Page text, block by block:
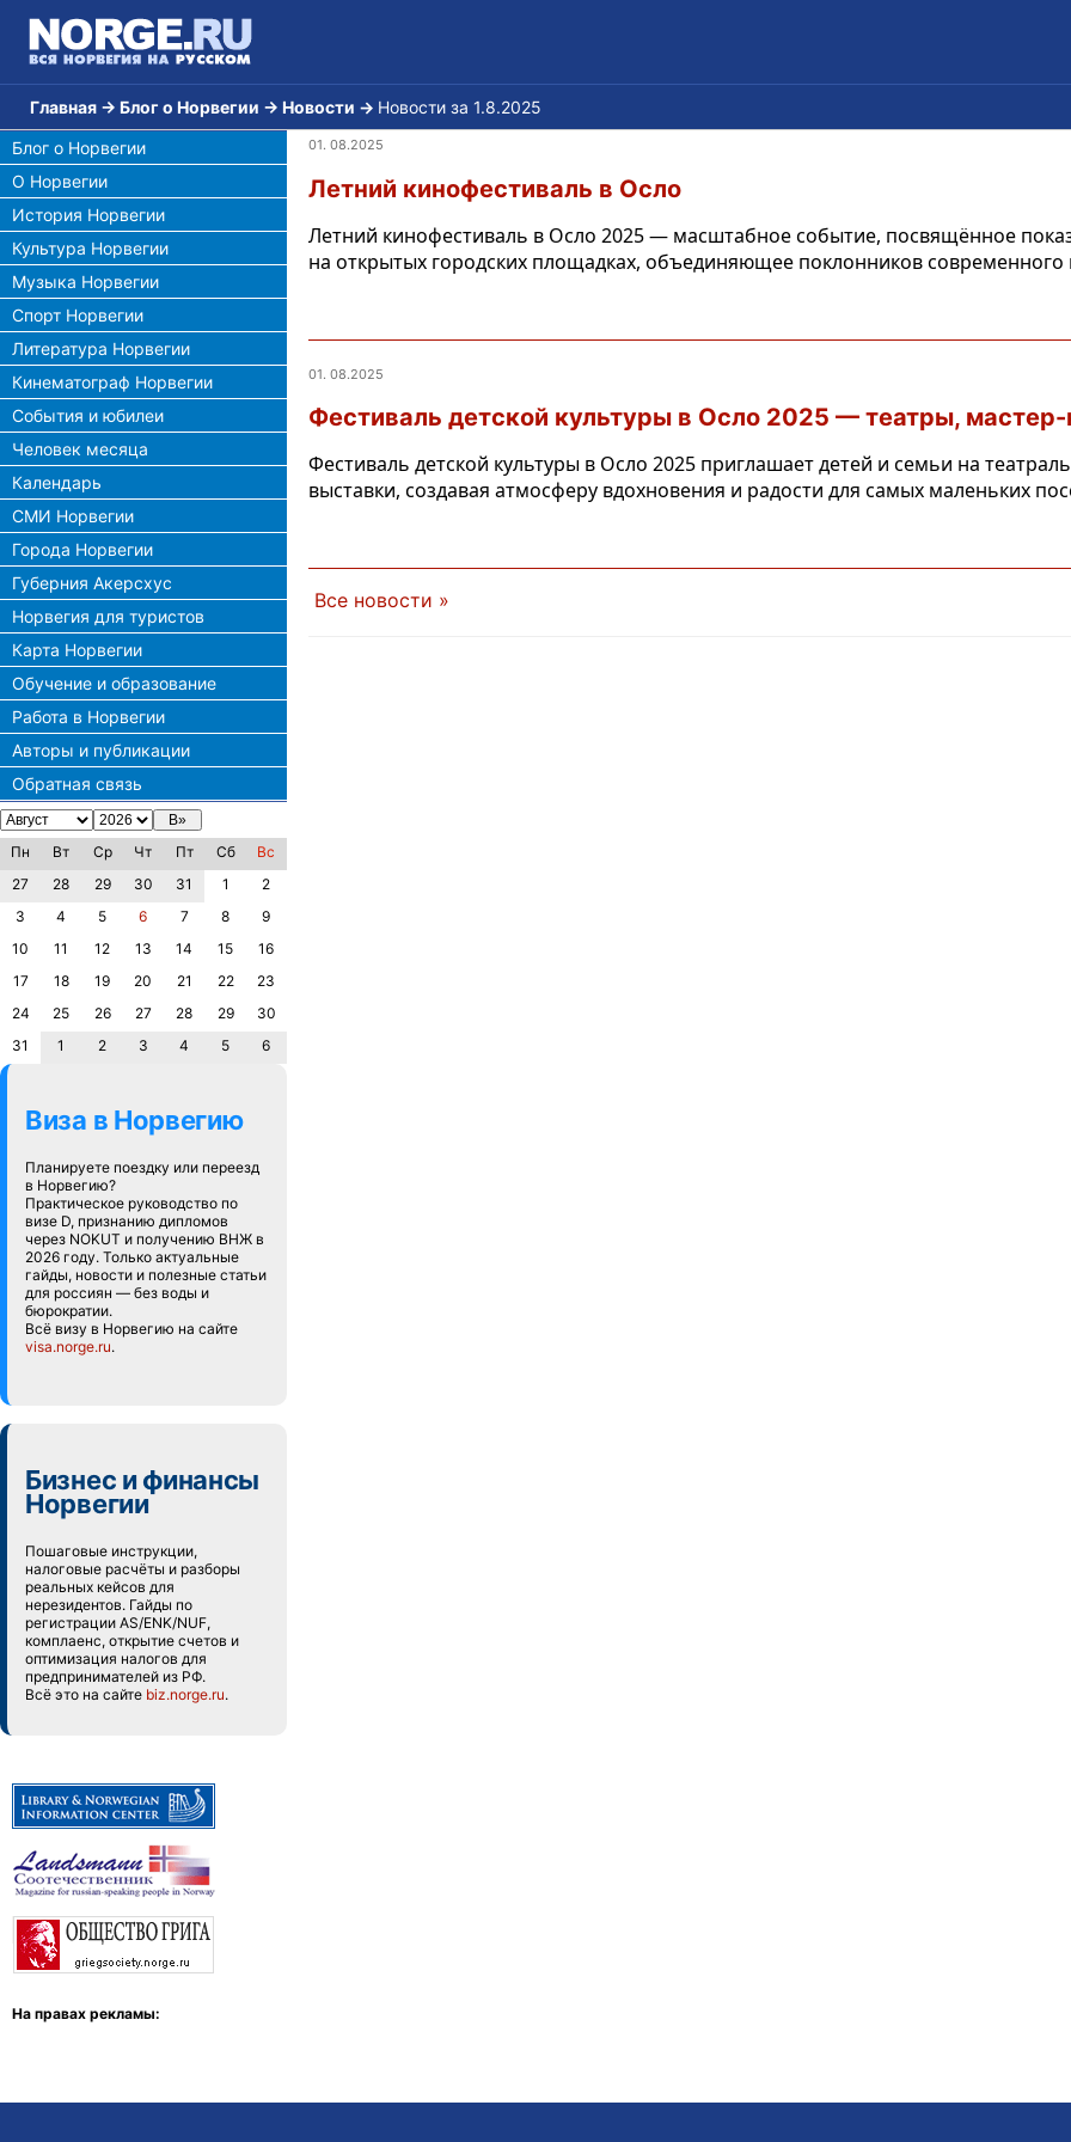
Главная → Блог о Норвегии → Новости → Новости за 1.8.2025
Блог о Норвегии
О Норвегии
История Норвегии
Культура Норвегии
Музыка Норвегии
Спорт Норвегии
Литература Норвегии
Кинематограф Норвегии
События и юбилеи
Человек месяца
Календарь
СМИ Норвегии
Города Норвегии
Губерния Акерсхус
Норвегия для туристов
Карта Норвегии
Обучение и образование
Работа в Норвегии
Авторы и публикации
Обратная связь
Пн Вт Ср Чт Пт Сб
Вс
27
28 29 30 31 1
2
3
4 5 6 7 8
9
10
11 12 13 14 15
16
17
18 19 20 21 22
23
24
25 26 27 28 29
30
31
1 2 3 4 5 6
Виза в Норвегию
Планируете поездку или переезд
в Норвегию?
Практическое руководство по
визе D, признанию дипломов
через NOKUT и получению ВНЖ в
2026 году. Только актуальные
гайды, новости и полезные статьи
для россиян — без воды и
бюрократии.
Всё визу в Норвегию на сайте
visa.norge.ru.
Бизнес и финансы
Норвегии
Пошаговые инструкции,
налоговые расчёты и разборы
реальных кейсов для
нерезидентов. Гайды по
регистрации AS/ENK/NUF,
комплаенс, открытие счетов и
оптимизация налогов для
предпринимателей из РФ.
Всё это на сайте biz.norge.ru.
На правах рекламы:
01. 08.2025
Летний кинофестиваль в Осло
Летний кинофестиваль в Осло 2025 — масштабное событие, посвящённое
на открытых городских площадках, объединяющее поклонников современного
01. 08.2025
Фестиваль детской культуры в Осло 2025 — театры,
Фестиваль детской культуры в Осло 2025 приглашает детей и семьи на
выставки, создавая атмосферу вдохновения и радости для самых маленьких
Все новости »